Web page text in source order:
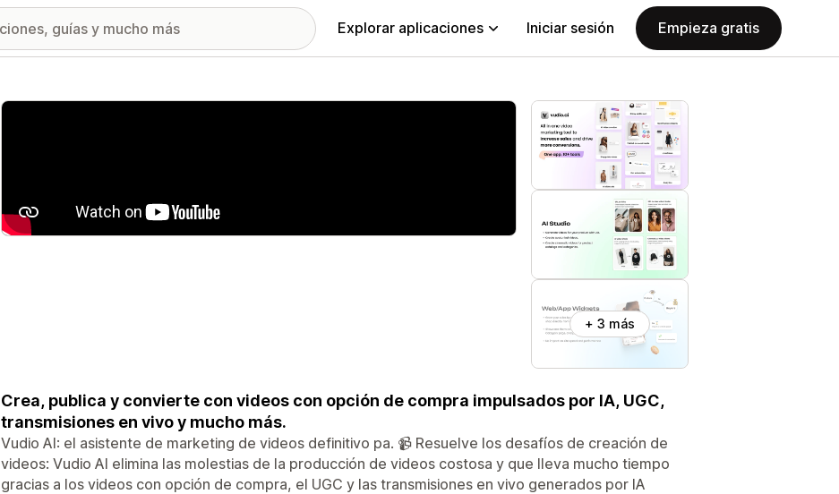
Explorar aplicaciones Iniciar sesión Empieza gratis
Galería de imágenes destacadas
+ 3 más
Crea, publica y convierte con videos con opción de compra impulsados por IA, UGC,
transmisiones en vivo y mucho más.
Vudio AI: el asistente de marketing de videos definitivo pa. 📹 Resuelve los desafíos de creación de
videos: Vudio AI elimina las molestias de la producción de videos costosa y que lleva mucho tiempo
gracias a los videos con opción de compra, el UGC y las transmisiones en vivo generados por IA